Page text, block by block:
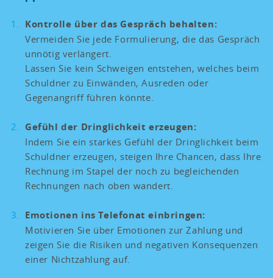
Kontrolle über das Gespräch behalten:
Vermeiden Sie jede Formulierung, die das Gespräch
unnötig verlängert.
Lassen Sie kein Schweigen entstehen, welches beim
Schuldner zu Einwänden, Ausreden oder
Gegenangriff führen könnte.
Gefühl der Dringlichkeit erzeugen:
Indem Sie ein starkes Gefühl der Dringlichkeit beim
Schuldner erzeugen, steigen Ihre Chancen, dass Ihre
Rechnung im Stapel der noch zu begleichenden
Rechnungen nach oben wandert.
Emotionen ins Telefonat einbringen:
Motivieren Sie über Emotionen zur Zahlung und
zeigen Sie die Risiken und negativen Konsequenzen
einer Nichtzahlung auf.